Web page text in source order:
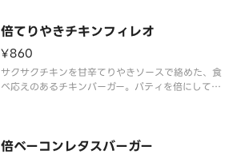
倍てりやきチキンフィレオ
¥860
サクサクチキンを甘辛てりやきソースで絡めた、食
べ応えのあるチキンバーガー。パティを倍にしてさ
倍ベーコンレタスバーガー